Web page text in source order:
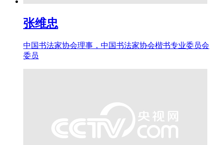
张维忠
中国书法家协会理事，中国书法家协会楷书专业委员会
委员